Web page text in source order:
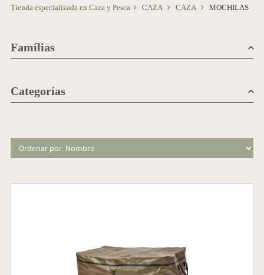
Tienda especializada en Caza y Pesca CAZA CAZA MOCHILAS
Famílias
Categorías